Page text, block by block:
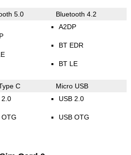
5.0 Bluetooth 4.2
A2DP
BT EDR
BT LE
C Micro USB
2.0
OTG
USB 2.0
USB OTG